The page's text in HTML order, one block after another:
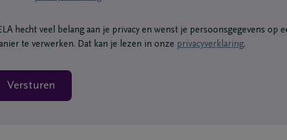
hecht veel belang aan je privacy en wenst je persoonsgegevens op
te verwerken. Dat kan je lezen in onze privacyverklaring.
Versturen